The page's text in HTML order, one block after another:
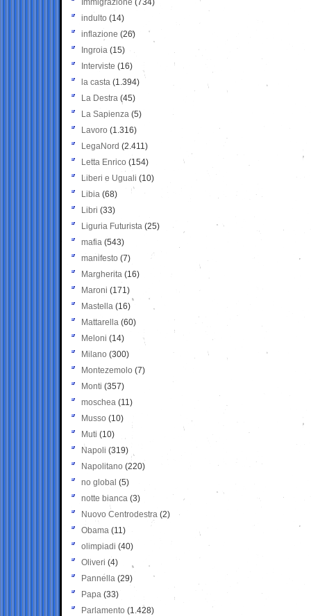
Immigrazione (734)
indulto (14)
inflazione (26)
Ingroia (15)
Interviste (16)
la casta (1.394)
La Destra (45)
La Sapienza (5)
Lavoro (1.316)
LegaNord (2.411)
Letta Enrico (154)
Liberi e Uguali (10)
Libia (68)
Libri (33)
Liguria Futurista (25)
mafia (543)
manifesto (7)
Margherita (16)
Maroni (171)
Mastella (16)
Mattarella (60)
Meloni (14)
Milano (300)
Montezemolo (7)
Monti (357)
moschea (11)
Musso (10)
Muti (10)
Napoli (319)
Napolitano (220)
no global (5)
notte bianca (3)
Nuovo Centrodestra (2)
Obama (11)
olimpiadi (40)
Oliveri (4)
Pannella (29)
Papa (33)
Parlamento (1.428)